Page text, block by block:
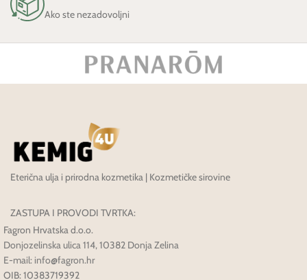
Ako ste nezadovoljni
Eterična ulja i prirodna kozmetika | Kozmetičke sirovine
ZASTUPA I PROVODI TVRTKA:
Fagron Hrvatska d.o.o.
Donjozelinska ulica 114, 10382 Donja Zelina
E-mail: info@fagron.hr
OIB: 10383719392